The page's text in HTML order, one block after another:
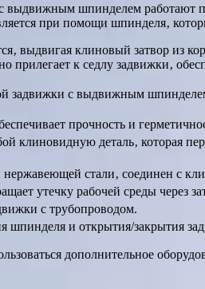
шпинделем работают
при помощи шпинделя‚
выдвигая клиновый затвор из
к седлу задвижки‚
задвижки с выдвижным
прочность и
клиновидную деталь‚ которая
нержавеющей стали‚ соединен с
утечку рабочей среды через
с трубопроводом.
шпинделя и открытия/закрытия
дополнительное